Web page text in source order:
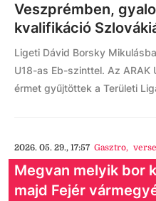
Veszprémben,
kvalifikáció
Ligeti Dávid Borsky
U18-as Eb-szinttel. Az ARAK
érmet gyűjtöttek a Területi
2026. 05. 29., 17:57 Gasztro,
Megvan melyik bor
majd Fejér